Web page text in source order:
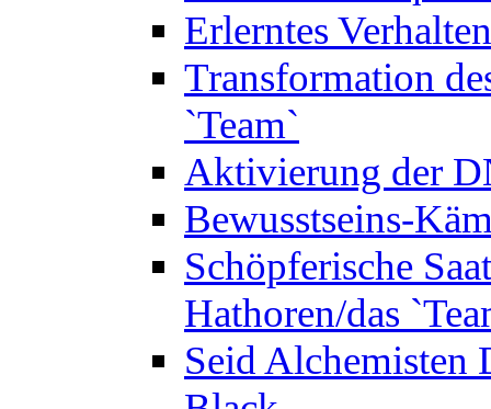
Erlerntes
Transformation
`Team`
Aktivierung der
Bewusstseins-
Schöpferische
Hathoren/das
Seid Alchemisten